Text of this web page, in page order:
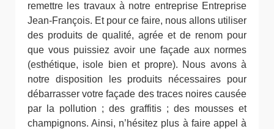
remettre les travaux à notre entreprise Entreprise
Jean-François. Et pour ce faire, nous allons utiliser
des produits de qualité, agrée et de renom pour
que vous puissiez avoir une façade aux normes
(esthétique, isole bien et propre). Nous avons à
notre disposition les produits nécessaires pour
débarrasser votre façade des traces noires causée
par la pollution ; des graffitis ; des mousses et
champignons. Ainsi, n’hésitez plus à faire appel à